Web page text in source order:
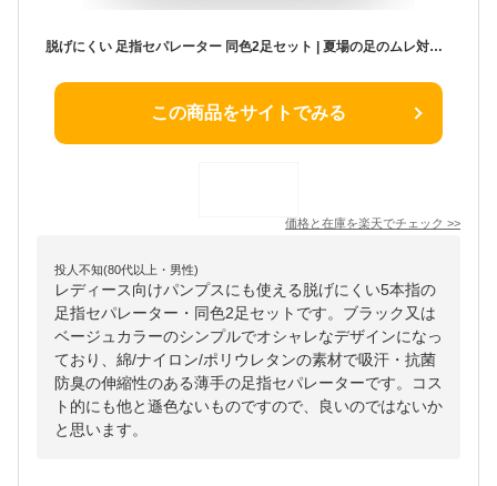
脱げにくい 足指セパレーター 同色2足セット | 夏場の足のムレ対策、冬場の厚手靴下の内側に♪ 足指用ソックス 脱げにくい 足指セパレーター 5本指 指先 靴下
この商品をサイトでみる
価格と在庫を楽天でチェック >>
投人不知(80代以上・男性)
レディース向けパンプスにも使える脱げにくい5本指の
足指セパレーター・同色2足セットです。ブラック又は
ベージュカラーのシンプルでオシャレなデザインになっ
ており、綿/ナイロン/ポリウレタンの素材で吸汗・抗菌
防臭の伸縮性のある薄手の足指セパレーターです。コス
ト的にも他と遜色ないものですので、良いのではないか
と思います。